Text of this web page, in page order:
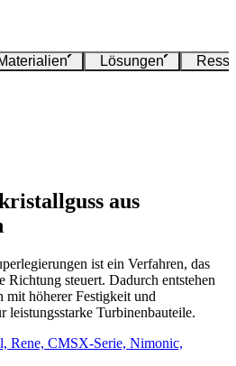
Lösungen
aus
ist ein Verfahren, das
Richtung steuert. Dadurch entstehen
mit höherer Festigkeit und
leistungsstarke Turbinenbauteile.
Rene, CMSX-Serie, Nimonic,